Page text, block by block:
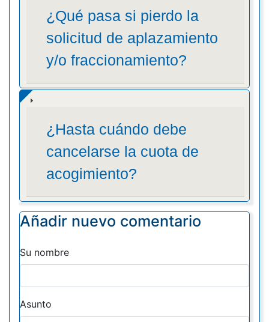
¿Qué pasa si pierdo la
solicitud de aplazamiento
y/o fraccionamiento?
¿Hasta cuándo debe
cancelarse la cuota de
acogimiento?
Añadir nuevo comentario
Su nombre
Asunto